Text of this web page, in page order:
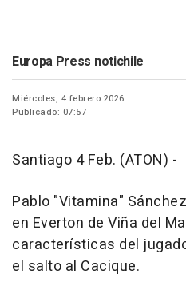
Europa Press notichile
Miércoles, 4 febrero 2026
Publicado: 07:57
Santiago 4 Feb. (ATON) -
Pablo "Vitamina"
en Everton de Viña del
características del
el salto al Cacique.